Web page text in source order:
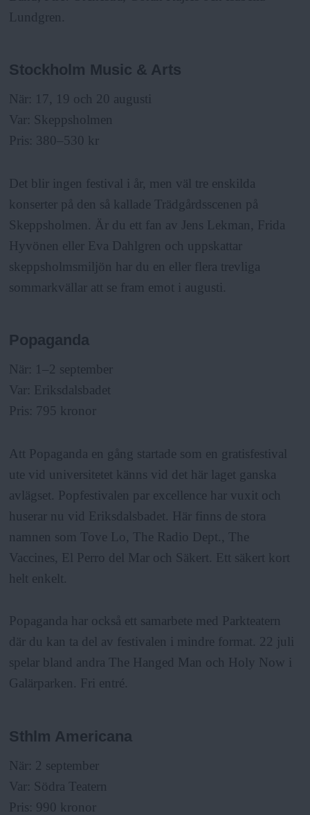
Lundgren.
Stockholm Music & Arts
När: 17, 19 och 20 augusti
Var: Skeppsholmen
Pris: 380–530 kr
Det blir ingen festival i år, men väl tre enskilda
konserter på den så kallade Trädgårdsscenen på
Skeppsholmen. Är du ett fan av Jens Lekman, Frida
Hyvönen eller Eva Dahlgren och uppskattar
skeppsholmsmiljön har du en eller flera trevliga
sommarkvällar att se fram emot i augusti.
Popaganda
När: 1–2 september
Var: Eriksdalsbadet
Pris: 795 kronor
Att Popaganda en gång startade som en gratisfestival
ute vid universitetet känns vid det här laget ganska
avlägset. Popfestivalen par excellence har vuxit och
huserar nu vid Eriksdalsbadet. Här finns de stora
namnen som Tove Lo, The Radio Dept., The
Vaccines, El Perro del Mar och Säkert. Ett säkert kort
helt enkelt.
Popaganda har också ett samarbete med Parkteatern
där du kan ta del av festivalen i mindre format. 22 juli
spelar bland andra The Hanged Man och Holy Now i
Galärparken. Fri entré.
Sthlm Americana
När: 2 september
Var: Södra Teatern
Pris: 990 kronor